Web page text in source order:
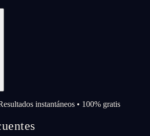
instantáneos • 100% gratis